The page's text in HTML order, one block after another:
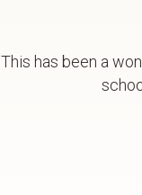
This has been a